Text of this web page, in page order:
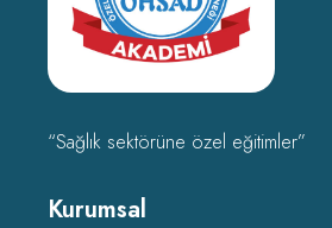
“Sağlık sektörüne özel eğitimler”
Kurumsal